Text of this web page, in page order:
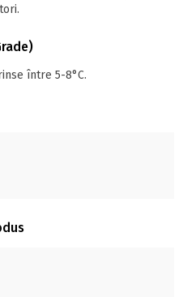
între 5-8°C.